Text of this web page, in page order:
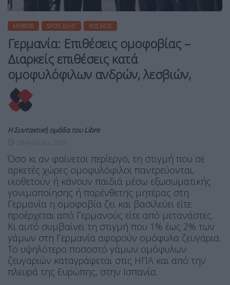
MIRROR SPOTLIGHT ΚΌΣΜΟΣ
Γερμανία: Επιθέσεις ομοφοβίας –
Διαρκείς επιθέσεις κατά
ομοφυλόφιλων ανδρών, λεσβιών,
Η Συντακτική ομάδα του Libre
Όσο κι αν φαίνεται περίεργο, τη στιγμή που σε
αρκετές χώρες ομοφυλόφιλοι παντρεύονται,
υιοθετούν ή κάνουν παιδιά μέσω εξωσωματικής
γονιμοποίησης ή παρένθετης μητέρας στη
Γερμανία η ομοφοβία ζει και βασιλεύει είτε
προέρχεται από Γερμανούς είτε από μετανάστες.
Κι αυτό συμβαίνει τη στιγμή που 1% έως 2% των
γάμων στη Γερμανία αφορούν ομόφυλα ζευγάρια.
Το υψηλότερο ποσοστό γάμων ομόφυλων
ζευγαριών καταγράφεται στις ΗΠΑ και από την
πλευρά της Ευρώπης, στην Ισπανία.